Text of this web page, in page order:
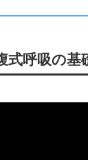
式呼吸の基